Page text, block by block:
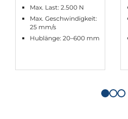
Max. Last: 2.500 N
Max. Geschwindigkeit:
25 mm/s
Hublänge: 20–600 mm